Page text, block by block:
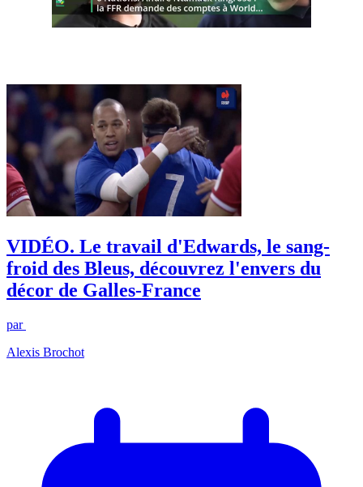
VIDÉO. Le travail d'Edwards, le sang-
froid des Bleus, découvrez l'envers du
décor de Galles-France
par
Alexis Brochot